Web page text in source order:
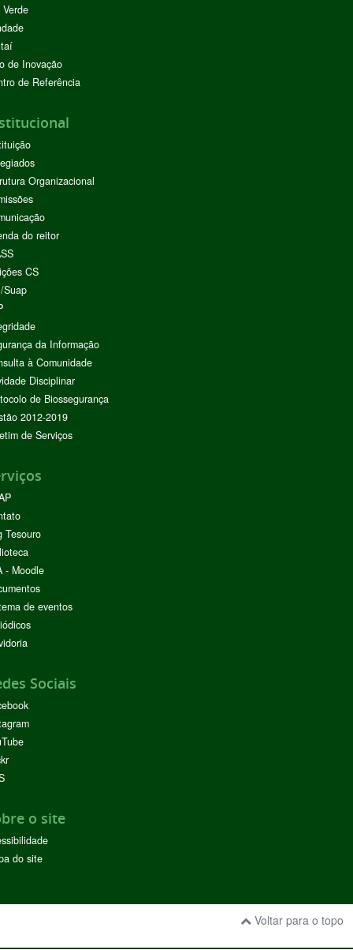
de Inovação
de Referência
Organizacional
do reitor
CS
Suap
da Informação
à Comunidade
Disciplinar
de Biossegurança
2012-2019
de Serviços
Tesouro
- Moodle
de eventos
Sociais
o site
do site
Voltar para o topo